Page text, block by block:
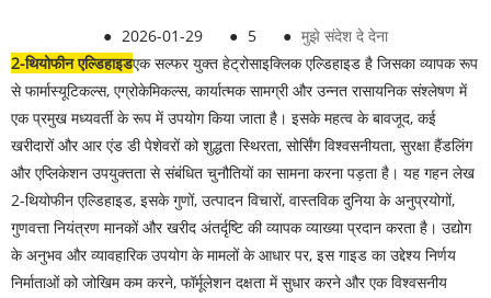
● 2026-01-29 ● 5 ● मुझे संदेश दे देना
2-थियोफीन एल्डिहाइडएक सल्फर युक्त हेट्रोसाइक्लिक एल्डिहाइड है जिसका व्यापक रूप
से फार्मास्यूटिकल्स, एग्रोकेमिकल्स, कार्यात्मक सामग्री और उन्नत रासायनिक संश्लेषण में
एक प्रमुख मध्यवर्ती के रूप में उपयोग किया जाता है। इसके महत्व के बावजूद, कई
खरीदारों और आर एंड डी पेशेवरों को शुद्धता स्थिरता, सोर्सिंग विश्वसनीयता, सुरक्षा हैंडलिंग
और एप्लिकेशन उपयुक्तता से संबंधित चुनौतियों का सामना करना पड़ता है। यह गहन लेख
2-थियोफीन एल्डिहाइड, इसके गुणों, उत्पादन विचारों, वास्तविक दुनिया के अनुप्रयोगों,
गुणवत्ता नियंत्रण मानकों और खरीद अंतर्दृष्टि की व्यापक व्याख्या प्रदान करता है। उद्योग
के अनुभव और व्यावहारिक उपयोग के मामलों के आधार पर, इस गाइड का उद्देश्य निर्णय
निर्माताओं को जोखिम कम करने, फॉर्मूलेशन दक्षता में सुधार करने और एक विश्वसनीय